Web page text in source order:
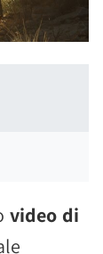
video di